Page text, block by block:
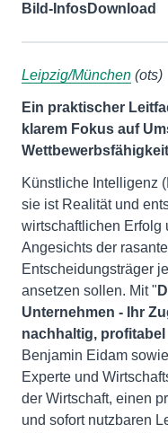
Bild-InfosDownload
Leipzig/München (ots)
Ein praktischer
klarem Fokus auf
Künstliche Intelligenz
sie ist Realität und
wirtschaftlichen Erfolg
Angesichts der
Entscheidungsträger
ansetzen sollen. Mit "
Unternehmen - Ihr
nachhaltig,
Benjamin Eidam
Experte und
der Wirtschaft, einen
und sofort nutzbaren